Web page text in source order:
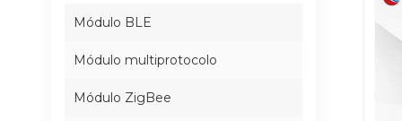
Módulo BLE
Módulo multiprotocolo
Módulo ZigBee